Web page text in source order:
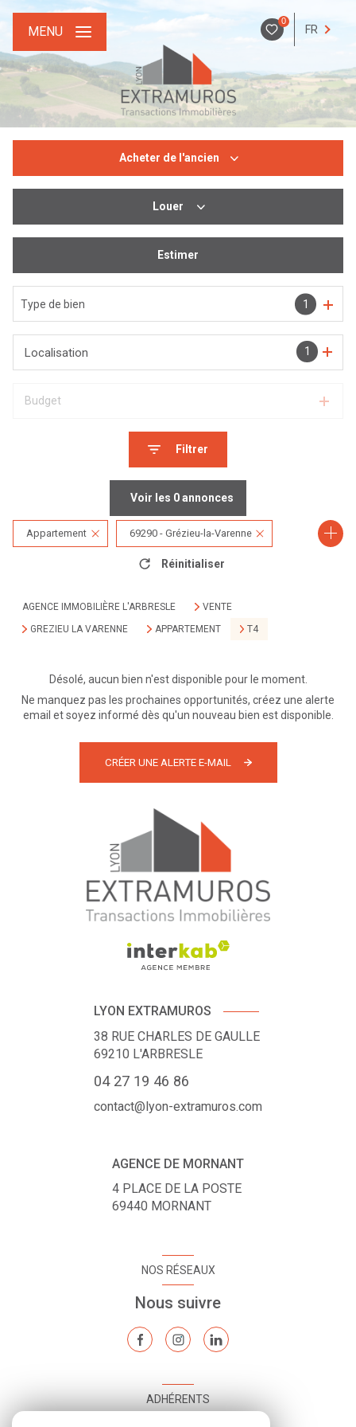
0
FR
MENU
Acheter de l'ancien
De l'immo pro
Louer
Estimer
Type de bien 1
1
Localisation
Budget
Filtrer
Voir les 0annonces
Appartement 69290 - Grézieu-la-Varenne
Réinitialiser
AGENCE IMMOBILIÈRE L'ARBRESLE
VENTE
GREZIEU LA VARENNE
APPARTEMENT T4
Désolé, aucun bien n'est disponible pour le moment.
Ne manquez pas les prochaines opportunités, créez une alerte
email et soyez informé dès qu'un nouveau bien est disponible.
CRÉER UNE ALERTE E-MAIL
LYON EXTRAMUROS
38 RUE CHARLES DE GAULLE
69210 L'ARBRESLE
04 27 19 46 86
contact@lyon-extramuros.com
AGENCE DE MORNANT
4 PLACE DE LA POSTE
69440 MORNANT
NOS RÉSEAUX
Nous suivre
ADHÉRENTS